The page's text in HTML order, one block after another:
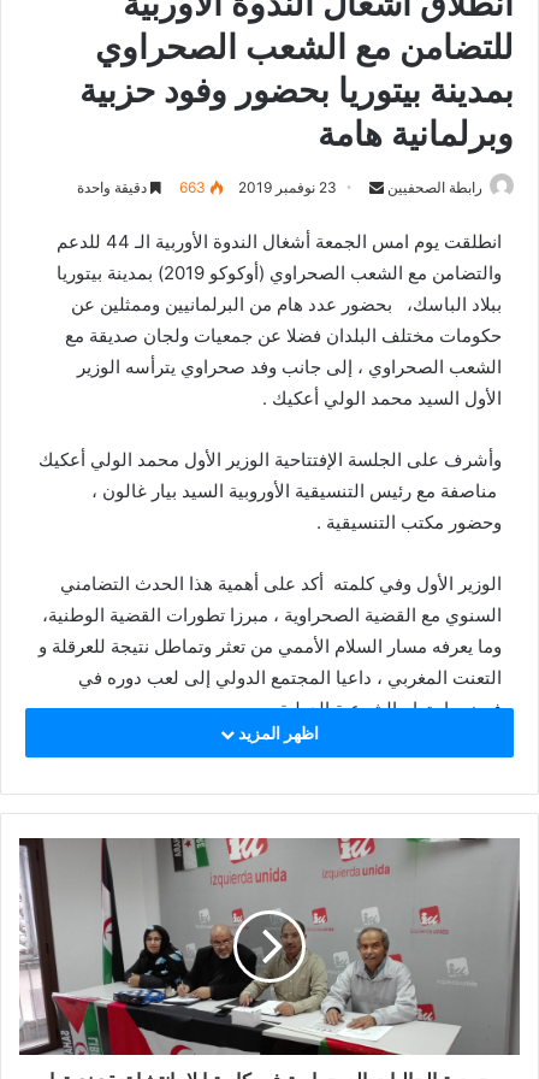
للتضامن مع الشعب الصحراوي
بمدينة بيتوريا بحضور وفود حزبية
وبرلمانية هامة
رابطة الصحفيين
n
d
a
n
m
23 نوفمبر 2019 663 دقيقة واحدة
انطلقت يوم امس الجمعة أشغال الندوة الأوربية الـ 44 للدعم
والتضامن مع الشعب الصحراوي (أوكوكو 2019) بمدينة بيتوريا
ببلاد الباسك، بحضور عدد هام من البرلمانيين وممثلين عن
حكومات مختلف البلدان فضلا عن جمعيات ولجان صديقة مع
الشعب الصحراوي ، إلى جانب وفد صحراوي يترأسه الوزير
الأول السيد محمد الولي أعكيك .
وأشرف على الجلسة الإفتتاحية الوزير الأول محمد الولي أعكيك
مناصفة مع رئيس التنسيقية الأوروبية السيد بيار غالون ،
وحضور مكتب التنسيقية .
الوزير الأول وفي كلمته أكد على أهمية هذا الحدث التضامني
السنوي مع القضية الصحراوية ، مبرزا تطورات القضية الوطنية،
وما يعرفه مسار السلام الأممي من تعثر وتماطل نتيجة للعرقلة و
التعنت المغربي ، داعيا المجتمع الدولي إلى لعب دوره في
فرض واحترام الشرعية الدولية.
الغربية سيؤدي إلى عودة التوتر وعدم الإستقرار في المنطقة,
محملا اسبانيا المسؤولية التاريخية تجاه الشعب الصحراوي،
ومثمنا جهود كل المنظمات والهيئات الدولية المتضامنة مع
من جانبه رئيس التنسيقية الأوروبية للتضامن مع الشعب
الصحراوي السيد بيارغالون، أوضح أهمية هذا الحدث والظرف
اظهر المزيد